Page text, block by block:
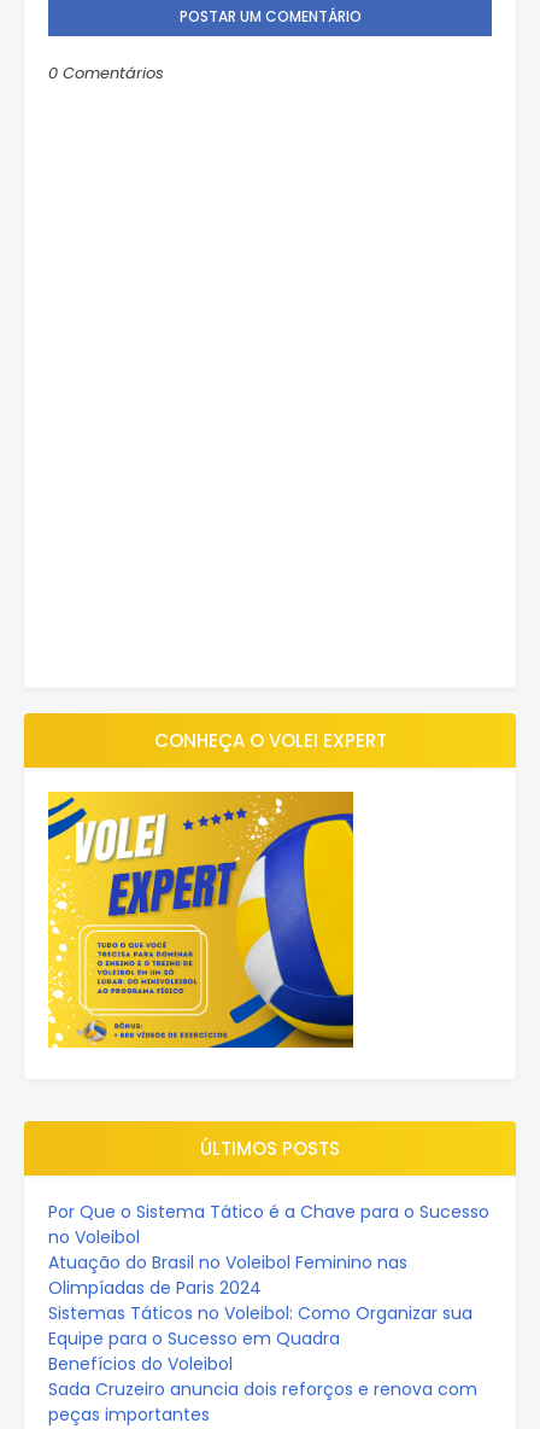
POSTAR UM COMENTÁRIO
0 Comentários
CONHEÇA O VOLEI EXPERT
ÚLTIMOS POSTS
Por Que o Sistema Tático é a Chave para o Sucesso
no Voleibol
Atuação do Brasil no Voleibol Feminino nas
Olimpíadas de Paris 2024
Sistemas Táticos no Voleibol: Como Organizar sua
Equipe para o Sucesso em Quadra
Benefícios do Voleibol
Sada Cruzeiro anuncia dois reforços e renova com
peças importantes